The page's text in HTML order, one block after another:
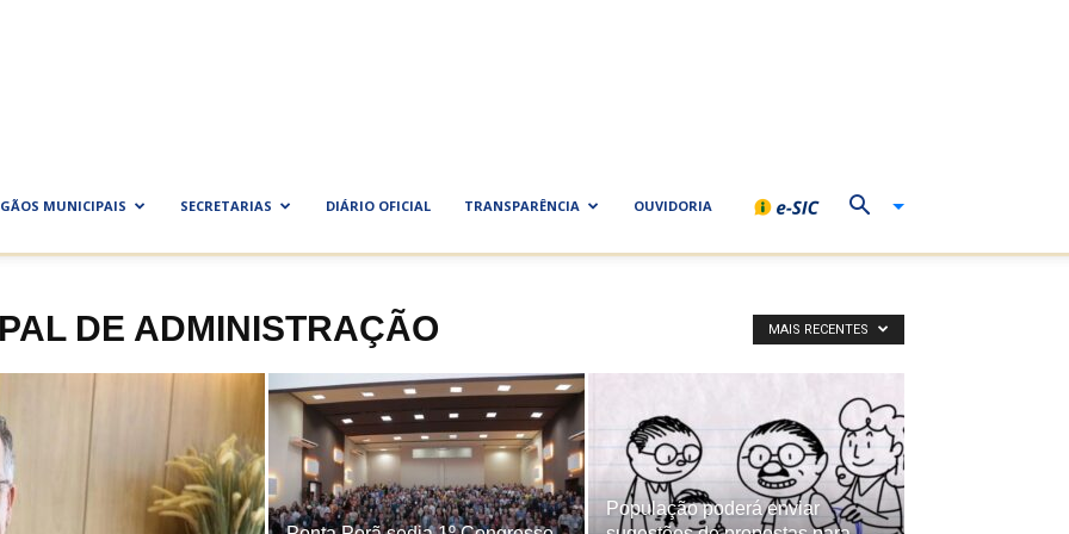
MUNICIPAIS SECRETARIAS DIÁRIO OFICIAL TRANSPARÊNCIA OUVIDORIA
DE ADMINISTRAÇÃO MAIS RECENTES
População poderá enviar